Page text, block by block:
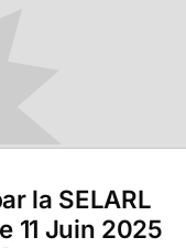
la SELARL
11 Juin 2025